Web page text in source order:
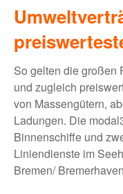
So gelten die großen
und zugleich
von Massengütern,
Ladungen. Die
Binnenschiffe und
Liniendienste im
Bremen/